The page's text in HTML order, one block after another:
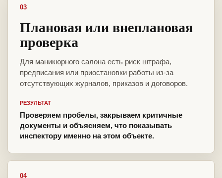
03
Плановая или внеплановая
проверка
Для маникюрного салона есть риск штрафа,
предписания или приостановки работы из-за
отсутствующих журналов, приказов и договоров.
РЕЗУЛЬТАТ
Проверяем пробелы, закрываем критичные
документы и объясняем, что показывать
инспектору именно на этом объекте.
04